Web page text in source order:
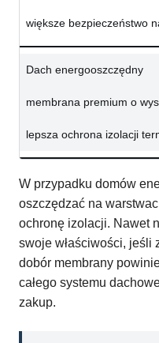
większe bezpieczeństwo
Dach energooszczędny
membrana premium o
lepsza ochrona izolacji
W przypadku domów
oszczędzać na
ochronę izolacji. Nawet
swoje właściwości, jeśli
dobór membrany
całego systemu
zakup.